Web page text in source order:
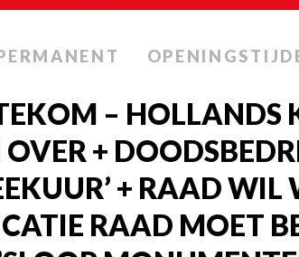
– HOLLANDS
+
+ RAAD WIL
RAAD MOET